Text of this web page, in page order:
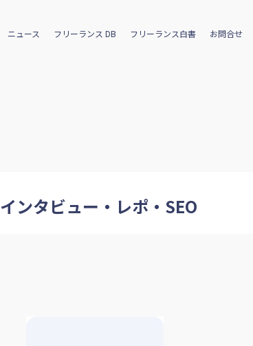
ニュース フリーランス DB フリーランス白書 お問合せ
インタビュー・レポ・SEO